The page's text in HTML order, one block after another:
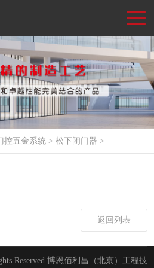
控五金系统 >松下闭门器 >
返回列表
Reserved 博恩佰利昌（北京）工程技